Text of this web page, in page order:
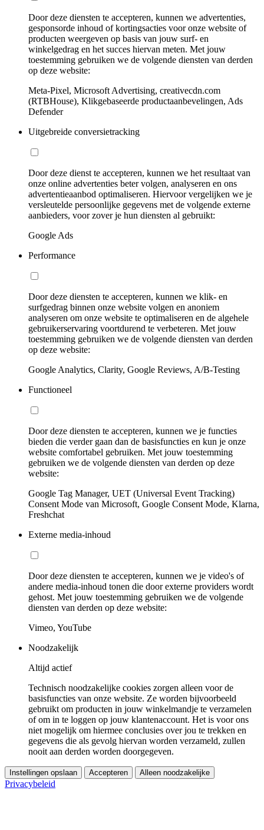
Door deze diensten te accepteren, kunnen we advertenties,
gesponsorde inhoud of kortingsacties voor onze website of
producten weergeven op basis van jouw surf- en
winkelgedrag en het succes hiervan meten. Met jouw
toestemming gebruiken we de volgende diensten van derden
op deze website:
Meta-Pixel, Microsoft Advertising, creativecdn.com
(RTBHouse), Klikgebaseerde productaanbevelingen, Ads
Defender
Uitgebreide conversietracking
Door deze dienst te accepteren, kunnen we het resultaat van
onze online advertenties beter volgen, analyseren en ons
advertentieaanbod optimaliseren. Hiervoor vergelijken we je
versleutelde persoonlijke gegevens met de volgende externe
aanbieders, voor zover je hun diensten al gebruikt:
Google Ads
Performance
Door deze diensten te accepteren, kunnen we klik- en
surfgedrag binnen onze website volgen en anoniem
analyseren om onze website te optimaliseren en de algehele
gebruikerservaring voortdurend te verbeteren. Met jouw
toestemming gebruiken we de volgende diensten van derden
op deze website:
Google Analytics, Clarity, Google Reviews, A/B-Testing
Functioneel
Door deze diensten te accepteren, kunnen we je functies
bieden die verder gaan dan de basisfuncties en kun je onze
website comfortabel gebruiken. Met jouw toestemming
gebruiken we de volgende diensten van derden op deze
website:
Google Tag Manager, UET (Universal Event Tracking)
Consent Mode van Microsoft, Google Consent Mode, Klarna,
Freshchat
Externe media-inhoud
Door deze diensten te accepteren, kunnen we je video's of
andere media-inhoud tonen die door externe providers wordt
gehost. Met jouw toestemming gebruiken we de volgende
diensten van derden op deze website:
Vimeo, YouTube
Noodzakelijk
Altijd actief
Technisch noodzakelijke cookies zorgen alleen voor de
basisfuncties van onze website. Ze worden bijvoorbeeld
gebruikt om producten in jouw winkelmandje te verzamelen
of om in te loggen op jouw klantenaccount. Het is voor ons
niet mogelijk om hiermee conclusies over jou te trekken en
gegevens die als gevolg hiervan worden verzameld, zullen
nooit aan derden worden doorgegeven.
Instellingen opslaan Accepteren Alleen noodzakelijke
Privacybeleid